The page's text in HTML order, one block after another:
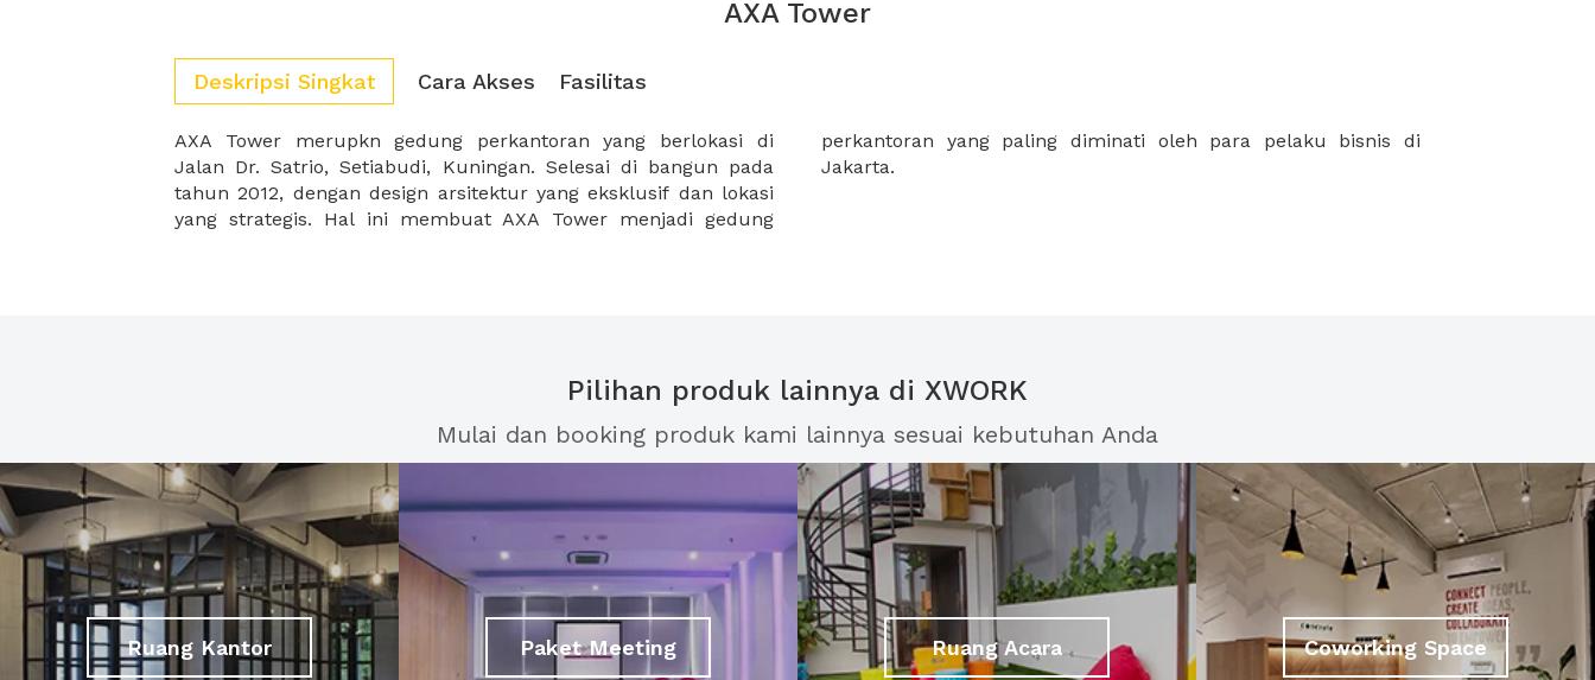
AXA Tower
Deskripsi Singkat Cara Akses Fasilitas
AXA Tower merupkn gedung perkantoran yang berlokasi di
Jalan Dr. Satrio, Setiabudi, Kuningan. Selesai di bangun pada
tahun 2012, dengan design arsitektur yang eksklusif dan lokasi
yang strategis. Hal ini membuat AXA Tower menjadi gedung
perkantoran yang paling diminati oleh para pelaku bisnis di
Jakarta.
Pilihan produk lainnya di XWORK
Mulai dan booking produk kami lainnya sesuai kebutuhan Anda
Ruang Kantor Paket Meeting Ruang Acara Coworking Space